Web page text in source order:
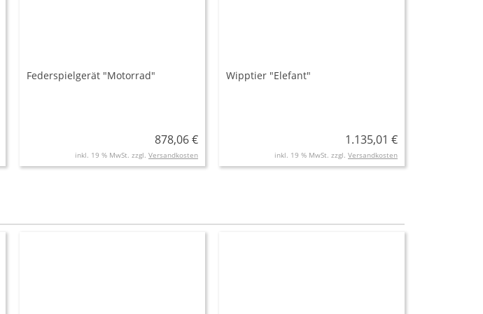
Federspielgerät "Motorrad"
878,06 €
inkl. 19 % MwSt. zzgl. Versandkosten
Wipptier "Elefant"
1.135,01 €
inkl. 19 % MwSt. zzgl. Versandkosten